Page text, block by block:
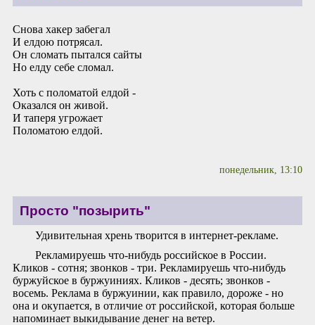
Снова хакер забегал
И елдою потрясал.
Он сломать пытался сайты
Но елду себе сломал.
Хоть с поломатой елдой -
Оказался он живой.
И таперя угрожает
Поломатою елдой.
понедельник, 13:10
Просто "позырить"
Удивительная хрень творится в интернет-рекламе.
Рекламируешь что-нибудь российское в России.
Кликов - сотня; звонков - три. Рекламируешь что-нибудь
буржуйское в буржуиниях. Кликов - десять; звонков -
восемь. Реклама в буржуинии, как правило, дороже - но
она и окупается, в отличие от российской, которая больше
напоминает выкидывание денег на ветер.